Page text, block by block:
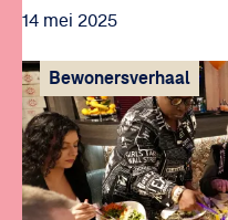
14 mei 2025
Bewonersverhaal